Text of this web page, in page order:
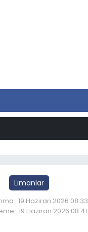
Limanlar
: 19 Haziran 2026 08:33
: 19 Haziran 2026 08:41